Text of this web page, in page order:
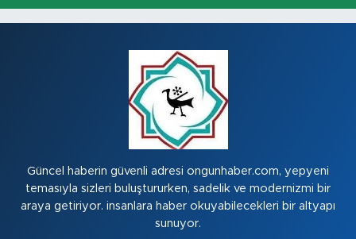
Güncel haberin güvenli adresi ongunhaber.com, yepyeni
temasıyla sizleri buluştururken, sadelik ve modernizmi bir
araya getiriyor. insanlara haber okuyabilecekleri bir altyapı
sunuyor.